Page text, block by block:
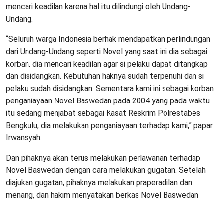
mencari keadilan karena hal itu dilindungi oleh Undang-
Undang.
“Seluruh warga Indonesia berhak mendapatkan perlindungan
dari Undang-Undang seperti Novel yang saat ini dia sebagai
korban, dia mencari keadilan agar si pelaku dapat ditangkap
dan disidangkan. Kebutuhan haknya sudah terpenuhi dan si
pelaku sudah disidangkan. Sementara kami ini sebagai korban
penganiayaan Novel Baswedan pada 2004 yang pada waktu
itu sedang menjabat sebagai Kasat Reskrim Polrestabes
Bengkulu, dia melakukan penganiayaan terhadap kami,” papar
Irwansyah.
Dan pihaknya akan terus melakukan perlawanan terhadap
Novel Baswedan dengan cara melakukan gugatan. Setelah
diajukan gugatan, pihaknya melakukan praperadilan dan
menang, dan hakim menyatakan berkas Novel Baswedan